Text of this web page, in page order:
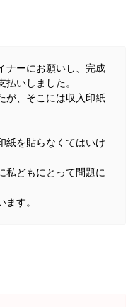
ナーにお願いし、完成
いしました。
が、そこには収入印紙
紙を貼らなくてはいけ
私どもにとって問題に
す。